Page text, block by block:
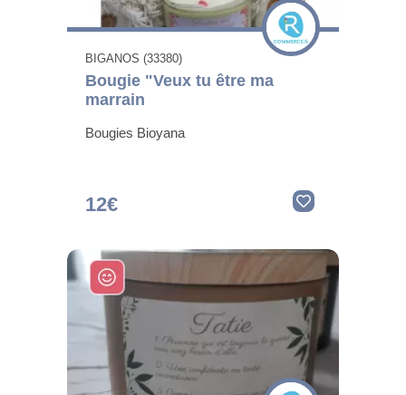
BIGANOS (33380)
Bougie "Veux tu être ma
marrain
Bougies Bioyana
12€